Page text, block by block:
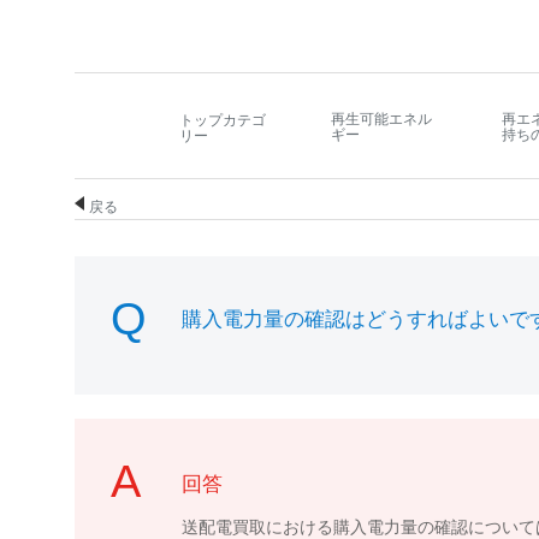
トップカテゴ
リー
再生可能エネル
ギー
再エ
持ち
戻る
購入電力量の確認はどうすればよいで
回答
送配電買取における購入電力量の確認につい